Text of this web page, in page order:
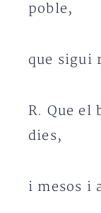
poble,
que sigui
R. Que el
dies,
i mesos i